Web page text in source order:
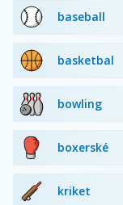
baseball
basketbal
bowling
boxerské
kriket